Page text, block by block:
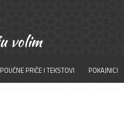
POUČNE PRIČE I TEKSTOVI POKAJNICI